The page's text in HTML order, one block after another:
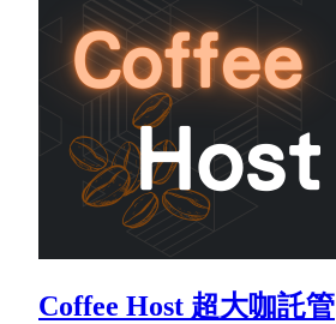
Coffee Host 超大咖託管